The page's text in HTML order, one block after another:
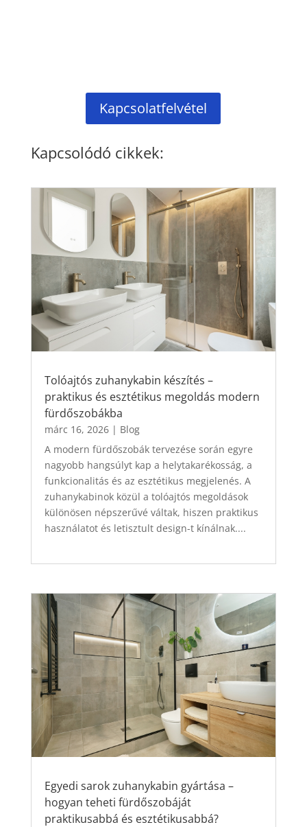
Kapcsolatfelvétel
Kapcsolódó cikkek:
Tolóajtós zuhanykabin készítés –
praktikus és esztétikus megoldás modern
fürdőszobákba
márc 16, 2026| Blog
A modern fürdőszobák tervezése során egyre
nagyobb hangsúlyt kap a helytakarékosság, a
funkcionalitás és az esztétikus megjelenés. A
zuhanykabinok közül a tolóajtós megoldások
különösen népszerűvé váltak, hiszen praktikus
használatot és letisztult design-t kínálnak....
Egyedi sarok zuhanykabin gyártása –
hogyan teheti fürdőszobáját
praktikusabbá és esztétikusabbá?